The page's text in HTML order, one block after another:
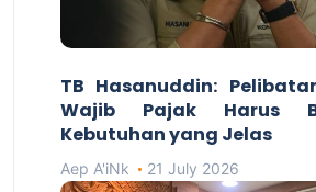
TB Hasanuddin:
Wajib Pajak Harus
Kebutuhan yang Jelas
Aep A'iNk 21 July 2026